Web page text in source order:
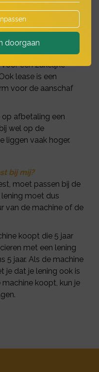
verschillende
een zakelijke
lease is een
voor de aanschaf
op afbetaling een
wel op de
liggen vaak hoger.
bij mij?
moet passen bij de
moet dus
van de machine of de
koopt die 5 jaar
met een lening
5 jaar. Als de machine
je dat je lening ook is
koopt, kun je
doorgaan